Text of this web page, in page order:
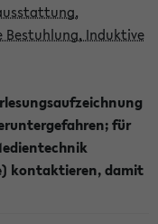
Induktive
für
kontaktieren, damit